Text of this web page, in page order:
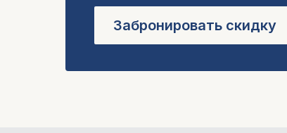
Забронировать скидку